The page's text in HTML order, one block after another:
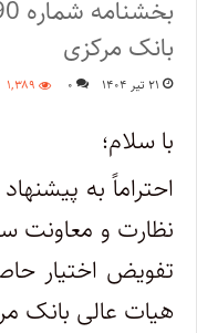
بانک مرکزی
۲۱ تیر ۱۴۰۴ ۰ ۱,۳۸۹
با سلام؛
احتراماً به
نظارت و معاونت
تفویض اختیار
هیات عالی بانک